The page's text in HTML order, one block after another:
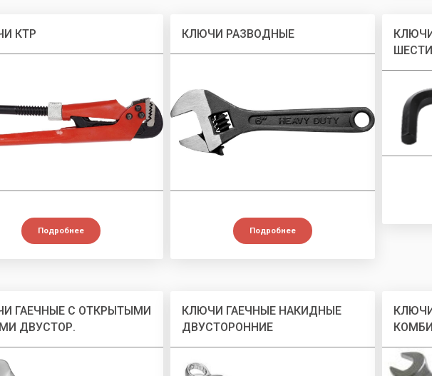
КТР
Подробнее
КЛЮЧИ РАЗВОДНЫЕ
Подробнее
ГАЕЧНЫЕ С ОТКРЫТЫМИ
ДВУСТОР.
КЛЮЧИ ГАЕЧНЫЕ НАКИДНЫЕ
ДВУСТОРОННИЕ